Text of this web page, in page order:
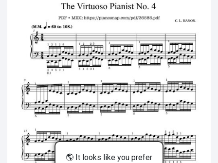
🌎 It looks like you prefer